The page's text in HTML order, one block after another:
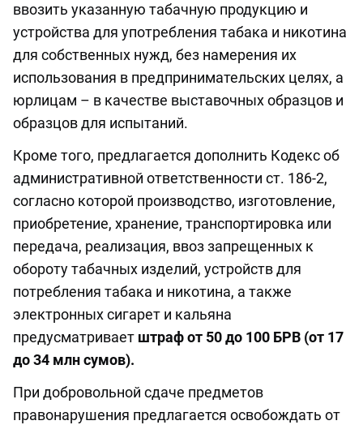
ввозить указанную табачную продукцию и
устройства для употребления табака и никотина
для собственных нужд, без намерения их
использования в предпринимательских целях, а
юрлицам – в качестве выставочных образцов и
образцов для испытаний.
Кроме того, предлагается дополнить Кодекс об
административной ответственности ст. 186-2,
согласно которой производство, изготовление,
приобретение, хранение, транспортировка или
передача, реализация, ввоз запрещенных к
обороту табачных изделий, устройств для
потребления табака и никотина, а также
электронных сигарет и кальяна
предусматривает штраф от 50 до 100 БРВ (от 17
до 34 млн сумов).
При добровольной сдаче предметов
правонарушения предлагается освобождать от